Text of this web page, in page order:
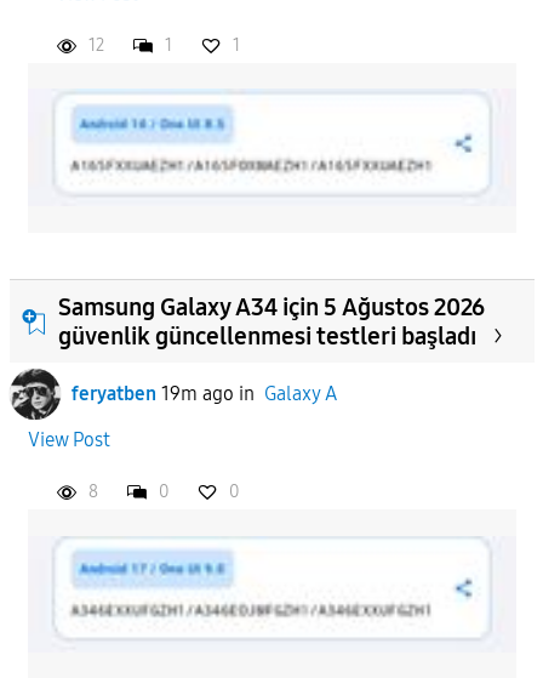
12 1 1
Samsung Galaxy A34 için 5 Ağustos 2026
güvenlik güncellenmesi testleri başladı
feryatben 19m ago in Galaxy A
View Post
8 0 0